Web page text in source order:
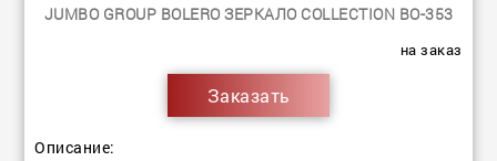
JUMBO GROUP BOLERO ЗЕРКАЛО COLLECTION BO-353
на заказ
Заказать
Описание: